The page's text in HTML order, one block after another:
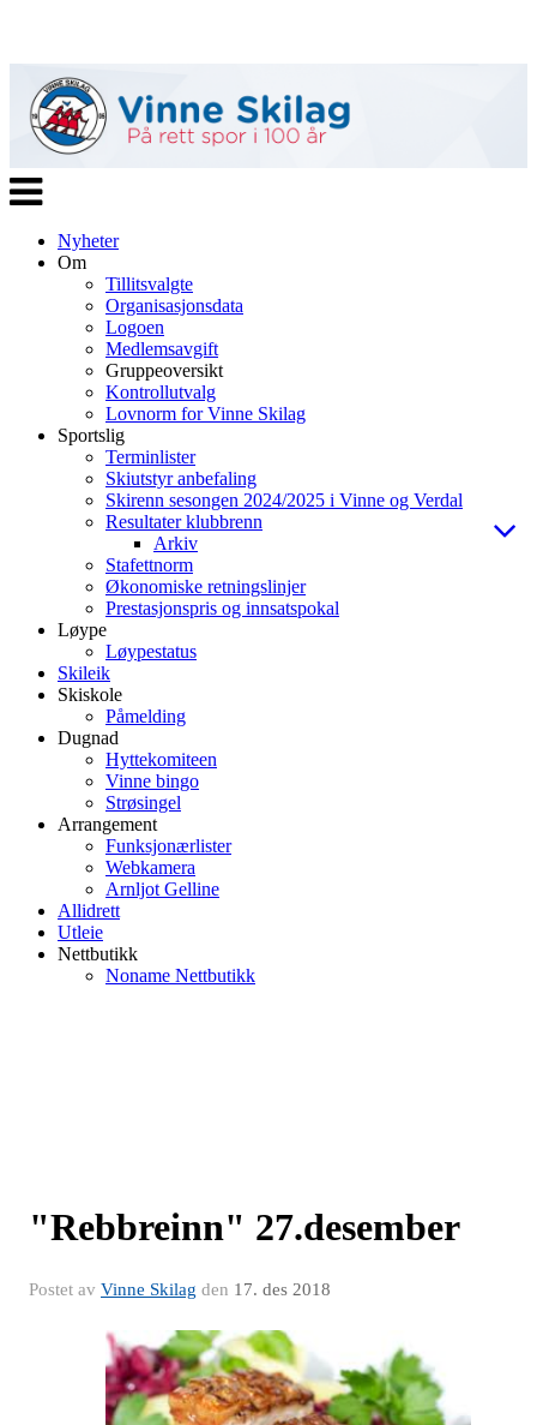
Veksle
navigasjon
Nyheter
Om
Tillitsvalgte
Organisasjonsdata
Logoen
Medlemsavgift
Gruppeoversikt
Kontrollutvalg
Lovnorm for Vinne Skilag
Sportslig
Terminlister
Skiutstyr anbefaling
Skirenn sesongen 2024/2025 i Vinne og Verdal
Resultater klubbrenn
Arkiv
Stafettnorm
Økonomiske retningslinjer
Prestasjonspris og innsatspokal
Løype
Løypestatus
Skileik
Skiskole
Påmelding
Dugnad
Hyttekomiteen
Vinne bingo
Strøsingel
Arrangement
Funksjonærlister
Webkamera
Arnljot Gelline
Allidrett
Utleie
Nettbutikk
Noname Nettbutikk
"Rebbreinn" 27.desember
Postet av Vinne Skilag den 17. des 2018